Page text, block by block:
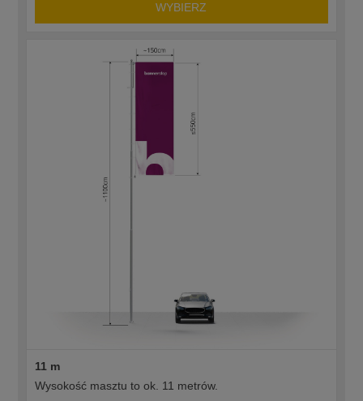
WYBIERZ
11 m
Wysokość masztu to ok. 11 metrów.